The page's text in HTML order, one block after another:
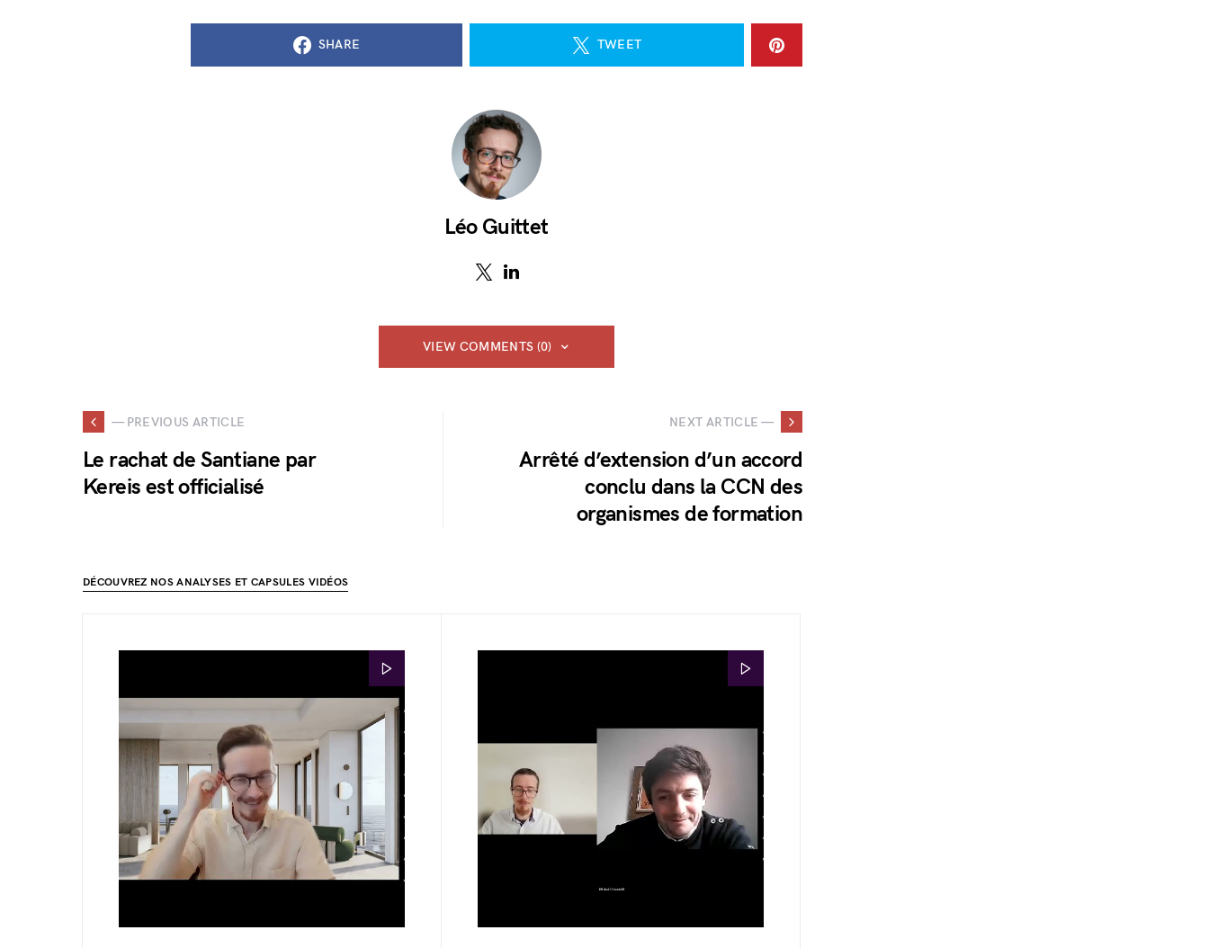
SHARE TWEET
Léo Guittet
VIEW COMMENTS (0)
— PREVIOUS ARTICLE
Le rachat de Santiane par
Kereis est officialisé
NEXT ARTICLE —
Arrêté d’extension d’un accord
conclu dans la CCN des
organismes de formation
DÉCOUVREZ NOS ANALYSES ET CAPSULES VIDÉOS